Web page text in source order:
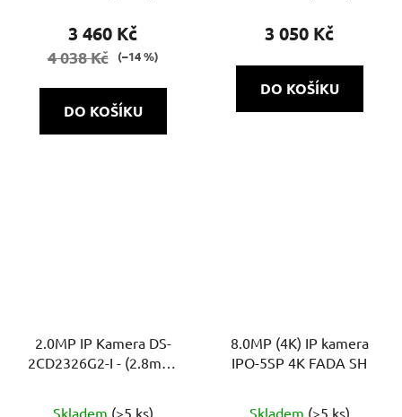
3 460 Kč
4 038 Kč (–14 %)
DO KOŠÍKU
3 050 Kč
DO KOŠÍKU
2.0MP IP Kamera DS-
2CD2326G2-I - (2.8mm)
Skladem (>5 ks)
8.0MP (4K) IP kamera
IPO-5SP 4K FADA SH
Skladem (>5 ks)